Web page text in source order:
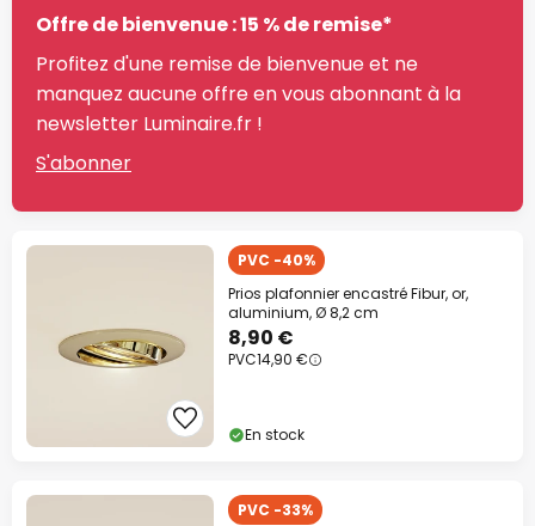
Offre de bienvenue : 15 % de remise*
Profitez d'une remise de bienvenue et ne
manquez aucune offre en vous abonnant à la
newsletter Luminaire.fr !
S'abonner
PVC -40%
Prios plafonnier encastré Fibur, or,
aluminium, Ø 8,2 cm
8,90 €
PVC14,90 €
En stock
PVC -33%